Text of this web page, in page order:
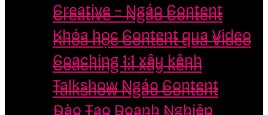
Creative – Ngáo Content
Khóa học Content qua Video
Coaching 1:1 xây kênh
Talkshow Ngáo Content
Creative – Ngáo Content
Khóa học Content qua Video
Coaching 1:1 xây kênh
Talkshow Ngáo Content
Đào Tạo Doanh Nghiệp